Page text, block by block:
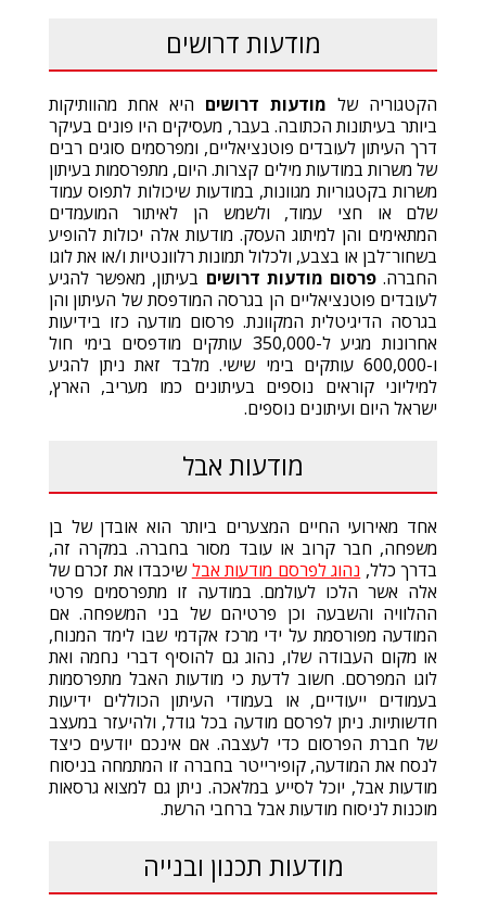
מודעות דרושים
הקטגוריה של מודעות דרושים היא אחת מהוותיקות
ביותר בעיתונות הכתובה. בעבר, מעסיקים היו פונים בעיקר
דרך העיתון לעובדים פוטנציאליים, ומפרסמים סוגים רבים
של משרות במודעות מילים קצרות. היום, מתפרסמות בעיתון
משרות בקטגוריות מגוונות, במודעות שיכולות לתפוס עמוד
שלם או חצי עמוד, ולשמש הן לאיתור המועמדים
המתאימים והן למיתוג העסק. מודעות אלה יכולות להופיע
בשחור־לבן או בצבע, ולכלול תמונות רלוונטיות ו/או את לוגו
החברה.פרסום מודעות דרושים בעיתון, מאפשר להגיע
לעובדים פוטנציאליים הן בגרסה המודפסת של העיתון והן
בגרסה הדיגיטלית המקוונת. פרסום מודעה כזו בידיעות
אחרונות מגיע ל-350,000 עותקים מודפסים בימי חול
ו-600,000 עותקים בימי שישי. מלבד זאת ניתן להגיע
למיליוני קוראים נוספים בעיתונים כמו מעריב, הארץ,
ישראל היום ועיתונים נוספים.
מודעות אבל
אחד מאירועי החיים המצערים ביותר הוא אובדן של בן
משפחה, חבר קרוב או עובד מסור בחברה. במקרה זה,
בדרך כלל, נהוג לפרסם מודעות אבלשיכבדו את זכרם של
אלה אשר הלכו לעולמם. במודעה זו מתפרסמים פרטי
ההלוויה והשבעה וכן פרטיהם של בני המשפחה. אם
המודעה מפורסמת על ידי מרכז אקדמי שבו לימד המנוח,
או מקום העבודה שלו, נהוג גם להוסיף דברי נחמה ואת
לוגו המפרסם. חשוב לדעת כי מודעות האבל מתפרסמות
בעמודים ייעודיים, או בעמודי העיתון הכוללים ידיעות
חדשותיות. ניתן לפרסם מודעה בכל גודל, ולהיעזר במעצב
של חברת הפרסום כדי לעצבה. אם אינכם יודעים כיצד
לנסח את המודעה, קופירייטר בחברה זו המתמחה בניסוח
מודעות אבל, יוכל לסייע במלאכה. ניתן גם למצוא גרסאות
מוכנות לניסוח מודעות אבל ברחבי הרשת.
מודעות תכנון ובנייה